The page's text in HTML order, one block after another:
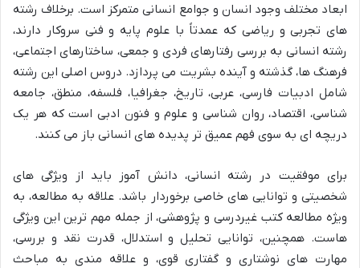
ابعاد مختلف وجود انسان و جوامع انسانی متمرکز است. برخلاف رشته
های تجربی و ریاضی که عمدتاً با علوم پایه و فنی سروکار دارند،
رشته انسانی به بررسی رفتارهای فردی و جمعی، ساختارهای اجتماعی،
فرهنگ ها، گذشته و آینده بشریت می پردازد. دروس اصلی این رشته
شامل ادبیات فارسی، عربی، تاریخ، جغرافیا، فلسفه، منطق، جامعه
شناسی، اقتصاد، روان شناسی و علوم و فنون ادبی است که هر یک
دریچه ای به سوی فهم عمیق تر پدیده های انسانی باز می کنند.
برای موفقیت در رشته انسانی، دانش آموز باید از ویژگی های
شخصیتی و توانایی های خاصی برخوردار باشد. علاقه به مطالعه، به
ویژه مطالعه کتب غیردرسی و پژوهشی، از جمله مهم ترین این ویژگی
هاست. همچنین، توانایی تحلیل و استدلال، قدرت نقد و بررسی،
مهارت های نوشتاری و گفتاری قوی، و علاقه مندی به مباحث